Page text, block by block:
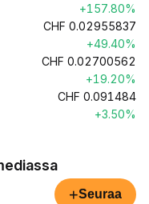
+157.80%
CHF 0.02955837
+49.40%
CHF 0.02700562
+19.20%
CHF 0.091484
+3.50%
+Seuraa